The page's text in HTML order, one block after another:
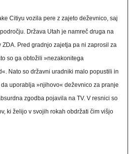
Citiyu vozila pere z zajeto deževnico, saj
Država Utah je namreč druga na
ZDA. Pred gradnjo zajetja pa ni zaprosil za
so ga obtožili »nezakonitega
Nato so državni uradniki malo popustili in
uporablja »njihovo« deževnico za pranje
zgodba pojavila na TV. V resnici so
ki želijo v svojih rokah obdržati čim višjo